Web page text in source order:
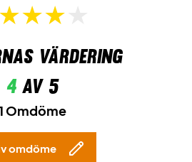
värdering
4av 5
Omdöme
omdöme